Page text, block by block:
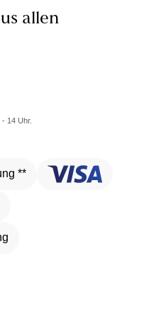
allen
14 Uhr.
**